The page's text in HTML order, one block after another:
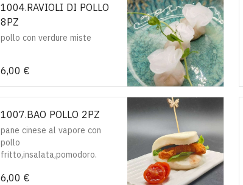
1004.RAVIOLI DI POLLO
8PZ
pollo con verdure miste
6,00 €
1007.BAO POLLO 2PZ
pane cinese al vapore con
pollo
fritto,insalata,pomodoro.
6,00 €